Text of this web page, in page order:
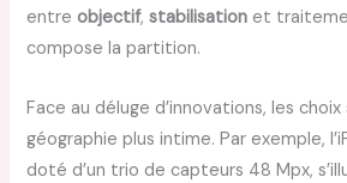
entreobjectif,stabilisation et
compose la partition.
Face au déluge d’innovations, les
géographie plus intime. Par exemple,
doté d’un trio de capteurs 48 Mpx,